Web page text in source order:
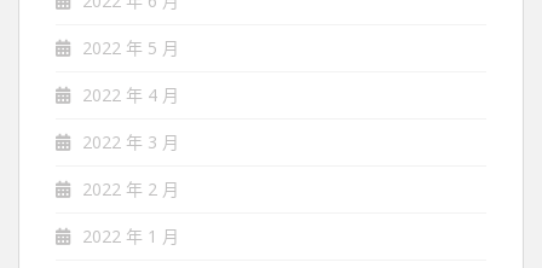
2022 年 5 月
2022 年 4 月
2022 年 3 月
2022 年 2 月
2022 年 1 月